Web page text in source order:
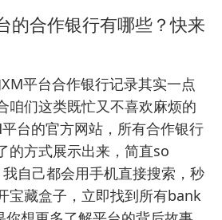
的合作银行有哪些？快来
平台合作银行记录其实一点
咱们这类既忙又不喜欢麻烦的
台的官方网站，所有合作银行
的方式展示出来，简直so
自己都会用手机直接搜索，秒
宝藏盒子，立即找到所有bank